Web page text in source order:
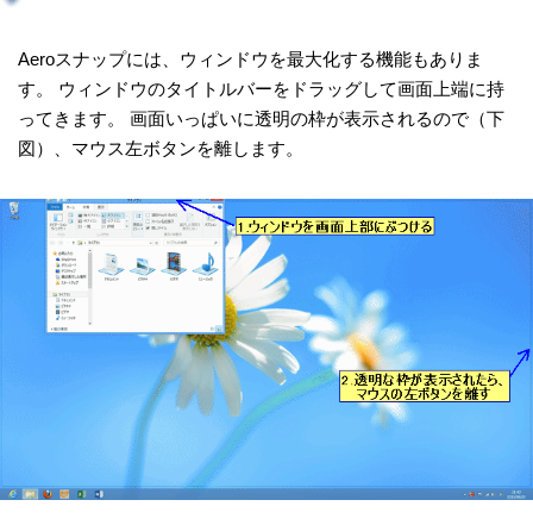
Aeroスナップには、ウィンドウを最大化する機能もありま
す。 ウィンドウのタイトルバーをドラッグして画面上端に持
ってきます。 画面いっぱいに透明の枠が表示されるので（下
図）、マウス左ボタンを離します。